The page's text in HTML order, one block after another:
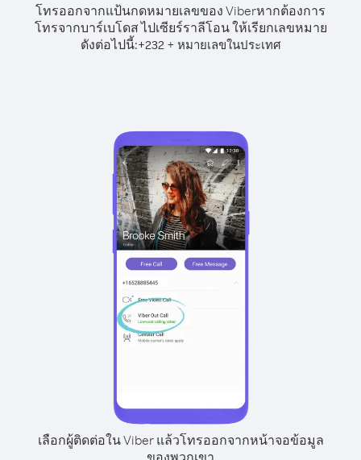
โทรออกจากแป้นกดหมายเลขของ Viberหากต้องการ
โทรจากบาร์เบโดส ไปเซียร์ราลีโอน ให้เรียกเลขหมาย
ดังต่อไปนี้:+232+ หมายเลขในประเทศ
เลือกผู้ติดต่อใน Viber แล้วโทรออกจากหน้าจอข้อมูล
ของพวกเขา